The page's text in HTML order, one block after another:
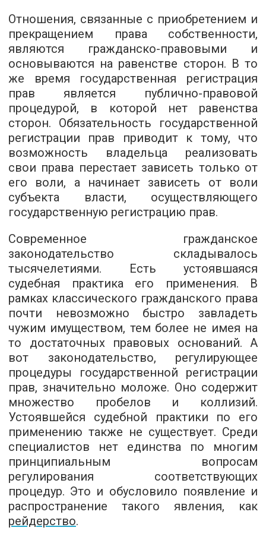
Отношения, связанные с приобретением и
прекращением права собственности,
являются гражданско-правовыми и
основываются на равенстве сторон. В то
же время государственная регистрация
прав является публично-правовой
процедурой, в которой нет равенства
сторон. Обязательность государственной
регистрации прав приводит к тому, что
возможность владельца реализовать
свои права перестает зависеть только от
его воли, а начинает зависеть от воли
субъекта власти, осуществляющего
государственную регистрацию прав.
Современное гражданское
законодательство складывалось
тысячелетиями. Есть устоявшаяся
судебная практика его применения. В
рамках классического гражданского права
почти невозможно быстро завладеть
чужим имуществом, тем более не имея на
то достаточных правовых оснований. А
вот законодательство, регулирующее
процедуры государственной регистрации
прав, значительно моложе. Оно содержит
множество пробелов и коллизий.
Устоявшейся судебной практики по его
применению также не существует. Среди
специалистов нет единства по многим
принципиальным вопросам
регулирования соответствующих
процедур. Это и обусловило появление и
распространение такого явления, как
рейдерство.